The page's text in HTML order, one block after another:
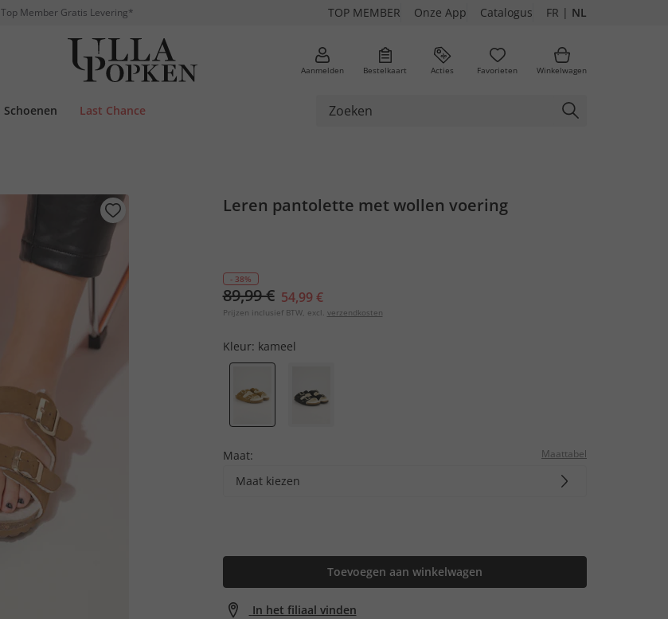
Top Member Gratis Levering* TOP MEMBER Onze App Catalogus FR | NL
Aanmelden Bestelkaart Acties Favorieten Winkelwagen
Schoenen Last Chance
Leren pantolette met wollen voering
- 38%
89,99 € 54,99 €
Prijzen inclusief BTW, excl. verzendkosten
Kleur: kameel
Maat: Maattabel
Maat kiezen
Toevoegen aan winkelwagen
In het filiaal vinden